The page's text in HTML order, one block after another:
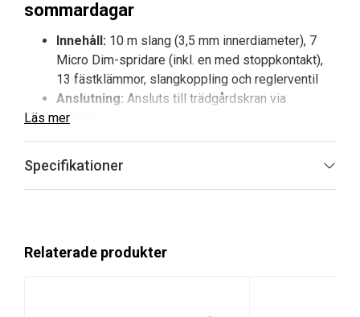
sommardagar
Innehåll: 10 m slang (3,5 mm innerdiameter), 7
Micro Dim-spridare (inkl. en med stoppkontakt),
13 fästklämmor, slangkoppling och reglerventil
Anslutning: Ansluts till trädgårdskran via
GARDENA OGS-slangkoppling
Vattenflöde:13 liter per timme
Kyleffekt:
effektivt system för att skapa svalka i utomhusmiljöer
Läs mer
Specifikationer
Relaterade produkter